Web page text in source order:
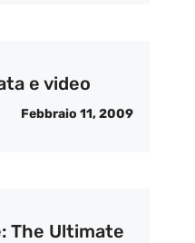
e video
Febbraio 11, 2009
The Ultimate